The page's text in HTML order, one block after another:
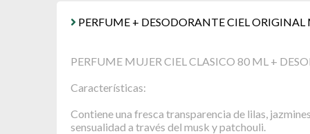
PERFUME + DESODORANTE CIEL ORIGINAL
PERFUME MUJER CIEL CLASICO 80 ML +
Características:
Contiene una fresca transparencia de lilas,
sensualidad a través del musk y patchouli.